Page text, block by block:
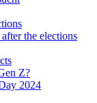
the elections
Z?
2024